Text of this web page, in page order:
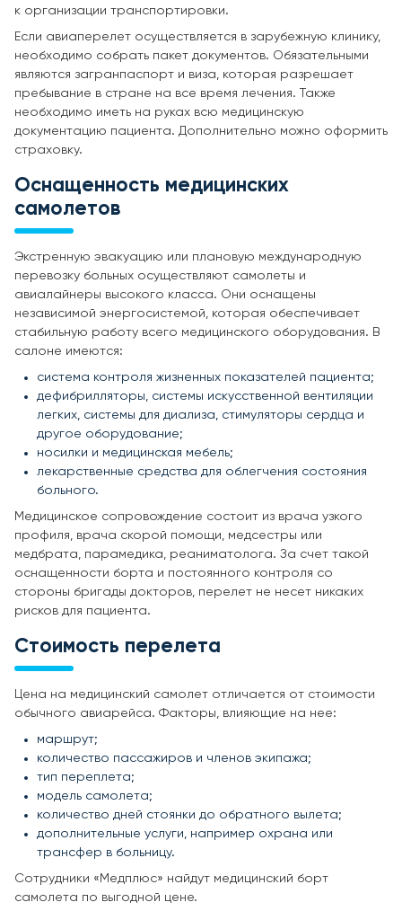
к организации транспортировки.
Если авиаперелет осуществляется в зарубежную клинику,
необходимо собрать пакет документов. Обязательными
являются загранпаспорт и виза, которая разрешает
пребывание в стране на все время лечения. Также
необходимо иметь на руках всю медицинскую
документацию пациента. Дополнительно можно оформить
страховку.
Оснащенность медицинских
самолетов
Экстренную эвакуацию или плановую международную
перевозку больных осуществляют самолеты и
авиалайнеры высокого класса. Они оснащены
независимой энергосистемой, которая обеспечивает
стабильную работу всего медицинского оборудования. В
салоне имеются:
система контроля жизненных показателей пациента;
дефибрилляторы, системы искусственной вентиляции
легких, системы для диализа, стимуляторы сердца и
другое оборудование;
носилки и медицинская мебель;
лекарственные средства для облегчения состояния
больного.
Медицинское сопровождение состоит из врача узкого
профиля, врача скорой помощи, медсестры или
медбрата, парамедика, реаниматолога. За счет такой
оснащенности борта и постоянного контроля со
стороны бригады докторов, перелет не несет никаких
рисков для пациента.
Стоимость перелета
Цена на медицинский самолет отличается от стоимости
обычного авиарейса. Факторы, влияющие на нее:
маршрут;
количество пассажиров и членов экипажа;
тип переплета;
модель самолета;
количество дней стоянки до обратного вылета;
дополнительные услуги, например охрана или
трансфер в больницу.
Сотрудники «Медплюс» найдут медицинский борт
самолета по выгодной цене.